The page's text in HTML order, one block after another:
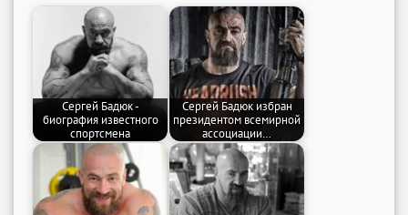
Сергей Бадюк -
биография известного
спортсмена
Сергей Бадюк избран
президентом всемирной
ассоциации…